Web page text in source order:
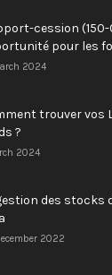
cession (150-
pour les
2024
trouver vos
?
2024
des stocks
2022